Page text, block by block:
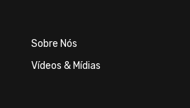
Sobre Nós
Vídeos & Mídias